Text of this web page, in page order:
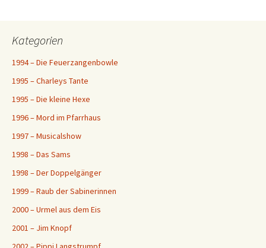
Kategorien
1994 – Die Feuerzangenbowle
1995 – Charleys Tante
1995 – Die kleine Hexe
1996 – Mord im Pfarrhaus
1997 – Musicalshow
1998 – Das Sams
1998 – Der Doppelgänger
1999 – Raub der Sabinerinnen
2000 – Urmel aus dem Eis
2001 – Jim Knopf